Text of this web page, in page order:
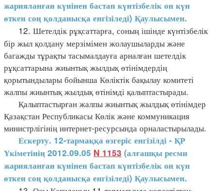
жарияланған күнінен бастап күнтізбелік он күн
өткен соң қолданысқа енгізіледі) Қаулысымен.
12. Шетелдік рұқсаттарға, соның ішінде күнтізбелік
бір жыл қолдану мерзімімен жолаушыларды және
багажды тұрақты тасымалдауға арналған шетелдік
рұқсаттарына жиынтық жылдық өтінімдердің
қорытындылары бойынша Көліктік бақылау комитеті
жалпы жиынтық жылдық өтінімді қалыптастырады.
Қалыптастырған жалпы жиынтық жылдық өтінімдер
Қазақстан Республикасы Көлік және коммуникация
министрлігінің интернет-ресурсында орналастырылады.
Ескерту. 12-тармаққа өзгеріс енгізілді - ҚР
Үкіметінің 2012.09.05 N 1153 (алғашқы ресми
жарияланған күнінен бастап күнтізбелік он күн
өткен соң қолданысқа енгізіледі) Қаулысымен.